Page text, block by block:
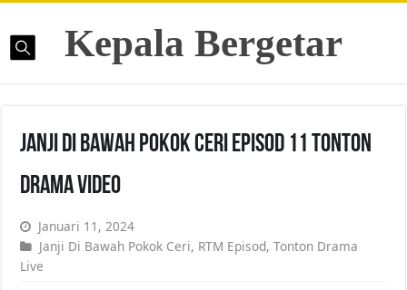
Kepala Bergetar
Janji Di Bawah Pokok Ceri Episod 11 Tonton
Drama Video
Januari 11, 2024
Janji Di Bawah Pokok Ceri, RTM Episod,Tonton Drama
Live